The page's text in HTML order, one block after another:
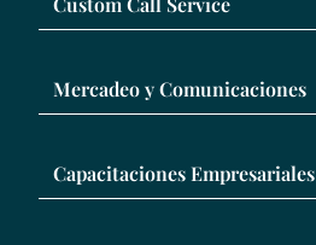
Mercadeo y Comunicaciones
Capacitaciones Empresariales